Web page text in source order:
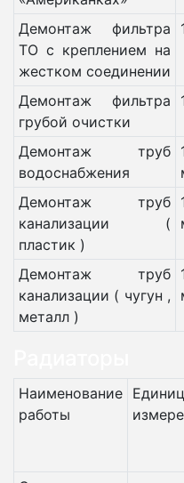
Демонтаж фильтра
ТО с креплением на
жестком соединении
Демонтаж фильтра
грубой очистки
Демонтаж труб
водоснабжения
Демонтаж труб
канализации (
пластик )
Демонтаж труб
канализации ( чугун ,
металл )
Наименование
работы